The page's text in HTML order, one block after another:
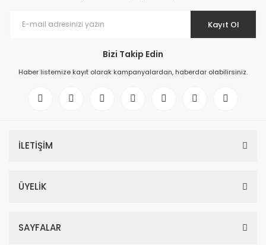
Kayıt Ol
Bizi Takip Edin
Haber listemize kayıt olarak kampanyalardan, haberdar olabilirsiniz.
İLETİŞİM
ÜYELİK
SAYFALAR